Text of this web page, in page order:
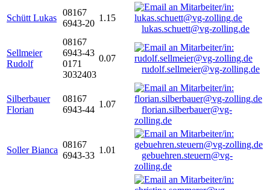
Schütt Lukas
08167
6943-20
1.15
lukas.schuett@vg-zolling.de
Sellmeier
Rudolf
08167
6943-43
0171
3032403
0.07
rudolf.sellmeier@vg-zolling.de
Silberbauer
Florian
08167
6943-44
1.07
florian.silberbauer@vg-
zolling.de
Soller Bianca
08167
6943-33
1.01
gebuehren.steuern@vg-
zolling.de